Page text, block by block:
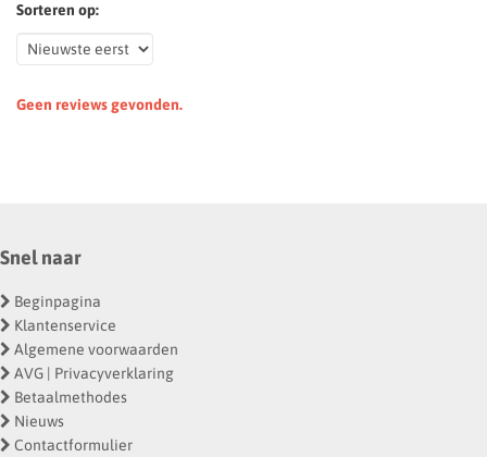
Sorteren op:
Geen reviews gevonden.
Snel naar
Beginpagina
Klantenservice
Algemene voorwaarden
AVG | Privacyverklaring
Betaalmethodes
Nieuws
Contactformulier